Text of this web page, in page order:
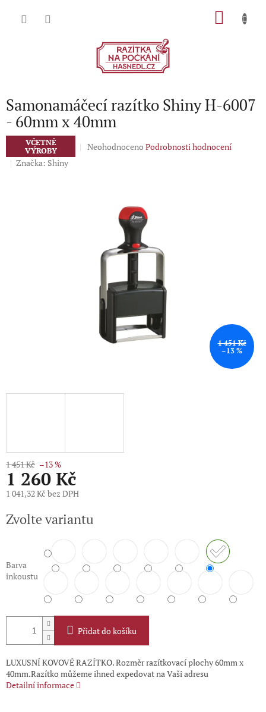
Samonamáčecí razítko Shiny H-6007
- 60mm x 40mm
VČETNĚ
VÝROBY
Průměrné
hvězdiček.
Neohodnoceno Podrobnosti hodnocení
Značka: Shiny
1 451 Kč
–13 %
1 451 Kč –13 %
1 260 Kč
1 041,32 Kč bez DPH
cena:
Zvolte variantu
Barva
inkoustu
Přidat do košíku
LUXUSNÍ KOVOVÉ RAZÍTKO. Rozměr razítkovací plochy 60mm x
40mm.Razítko můžeme ihned expedovat na Vaši adresu
Detailní informace